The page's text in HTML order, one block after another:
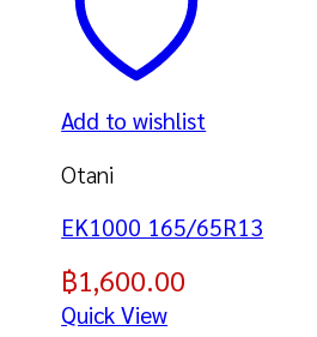
Add to wishlist
Otani
EK1000 165/65R13
฿1,600.00
Quick View